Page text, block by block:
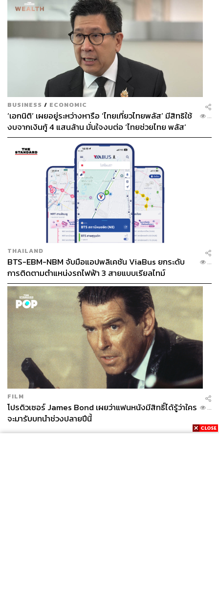
BUSINESS / ECONOMIC
‘เอกนิติ’ เผยอยู่ระหว่างหารือ ‘ไทยเที่ยวไทยพลัส’ มีสิทธิใช้
งบจากเงินกู้ 4 แสนล้าน มั่นใจงบต่อ ‘ไทยช่วยไทย พลัส’
เฟส 2 มีเพียงพอ
...
THAILAND
BTS-EBM-NBM จับมือแอปพลิเคชัน ViaBus ยกระดับ
การติดตามตำแหน่งรถไฟฟ้า 3 สายแบบเรียลไทม์
...
FILM
โปรดิวเซอร์ James Bond เผยว่าแฟนหนังมีสิทธิ์ได้รู้ว่าใคร
จะมารับบทนำช่วงปลายปีนี้
...